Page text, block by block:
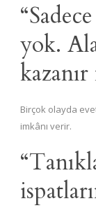
yok.
kazanır
Birçok olayda
imkânı verir.